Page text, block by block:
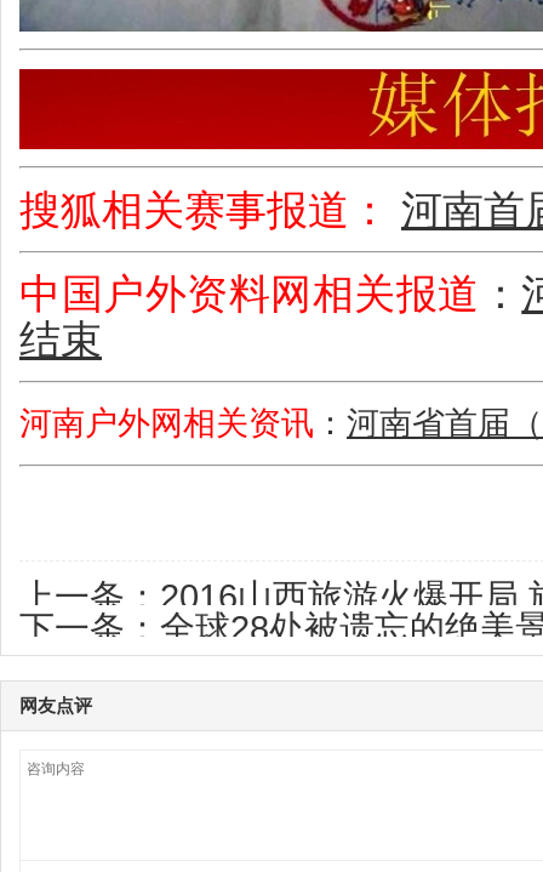
搜狐相关赛事报道： 河南首
中国户外资料网相关报道 ：
结束
河南户外网相关资讯 ： 河南省首届
上一条： 2016山西旅游火爆开局
下一条： 全球28处被遗忘的绝美